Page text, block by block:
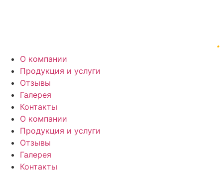
О компании
Продукция и услуги
Отзывы
Галерея
Контакты
О компании
Продукция и услуги
Отзывы
Галерея
Контакты